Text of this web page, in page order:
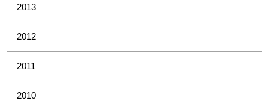
2013
2012
2011
2010